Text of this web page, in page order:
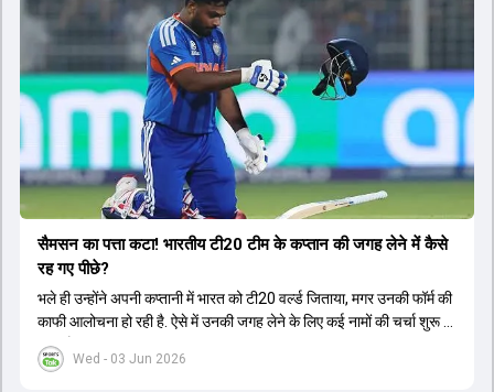
Wed - 03 Jun 2026
सैमसन का पत्ता कटा! भारतीय टी20 टीम के कप्तान की जगह लेने में कैसे
रह गए पीछे?
भले ही उन्होंने अपनी कप्तानी में भारत को टी20 वर्ल्ड जिताया, मगर उनकी फॉर्म की
काफी आलोचना हो रही है. ऐसे में उनकी जगह लेने के लिए कई नामों की चर्चा शुरू हो
चुकी है.